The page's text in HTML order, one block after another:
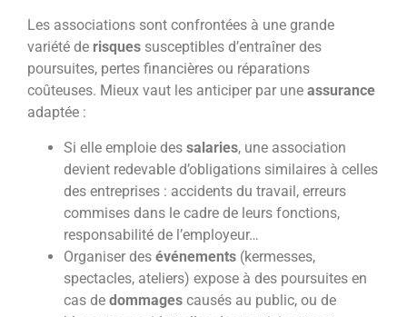
Les associations sont confrontées à une grande
variété de risques susceptibles d’entraîner des
poursuites, pertes financières ou réparations
coûteuses. Mieux vaut les anticiper par une assurance
adaptée :
Si elle emploie des salaries, une association
devient redevable d’obligations similaires à celles
des entreprises : accidents du travail, erreurs
commises dans le cadre de leurs fonctions,
responsabilité de l’employeur…
Organiser des événements (kermesses,
spectacles, ateliers) expose à des poursuites en
cas de dommages causés au public, ou de